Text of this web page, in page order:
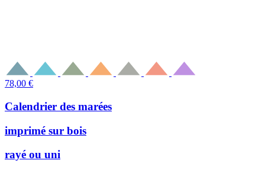
78,00 €
Calendrier des marées
imprimé sur bois
rayé ou uni